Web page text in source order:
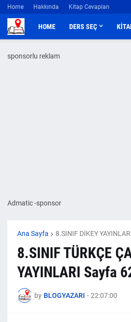
Home Hakkında Kitap Cevapları
HOME DERS SEÇ
sponsorlu reklam
Admatic -sponsor
Ana Sayfa 8.SINIF DİKEY
8.SINIF TÜRKÇE
YAYINLARI Sayfa
by BLOGYAZARI - 22:07:00